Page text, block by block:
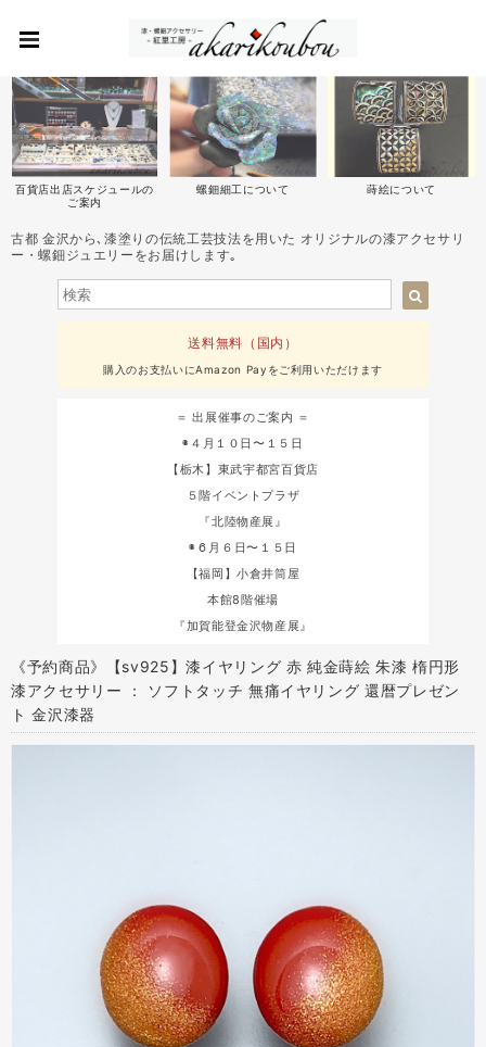
百貨店出店スケジュールの
ご案内
螺鈿細工について 蒔絵について
古都 金沢から､漆塗りの伝統工芸技法を用いた オリジナルの漆アクセサリ
ー・螺鈿ジュエリーをお届けします｡
送料無料（国内）
購入のお支払いにAmazon Payをご利用いただけます
＝ 出展催事のご案内 ＝
◉４月１０日〜１５日
【栃木】東武宇都宮百貨店
５階イベントプラザ
『北陸物産展』
◉６月６日〜１５日
【福岡】小倉井筒屋
本館8階催場
『加賀能登金沢物産展』
《予約商品》【sv925】漆イヤリング 赤 純金蒔絵 朱漆 楕円形
漆アクセサリー ： ソフトタッチ 無痛イヤリング 還暦プレゼン
ト 金沢漆器